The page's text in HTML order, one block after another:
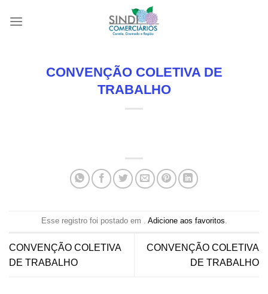
CONVENÇÃO COLETIVA DE
TRABALHO
Esse registro foi postado em . Adicione aos favoritos.
CONVENÇÃO COLETIVA
DE TRABALHO
CONVENÇÃO COLETIVA
DE TRABALHO